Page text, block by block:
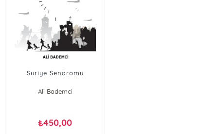
Suriye Sendromu
Ali Bademci
₺450,00